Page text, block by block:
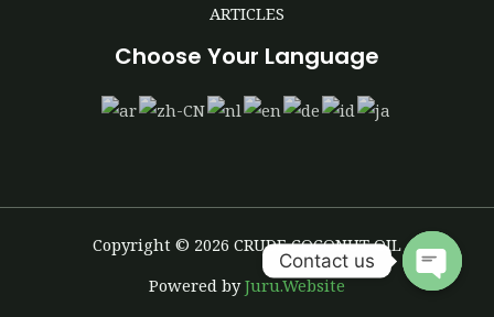
ARTICLES
Choose Your Language
Copyright © 2026 CRUDE COCONUT OIL
Powered byJuru.Website
Contact us
Open